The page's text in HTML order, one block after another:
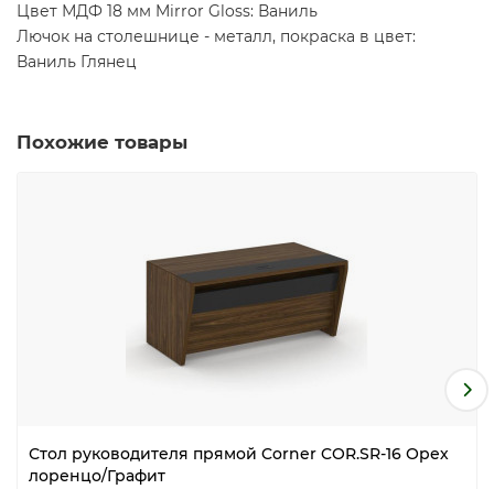
Цвет МДФ 18 мм Mirror Gloss: Ваниль
Лючок на столешнице - металл, покраска в цвет:
Ваниль Глянец
Похожие товары
Стол руководителя прямой Corner COR.SR-16 Орех
лоренцо/Графит